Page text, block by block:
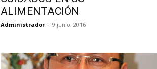
ALIMENTACIÓN
Administrador - 9 junio, 2016